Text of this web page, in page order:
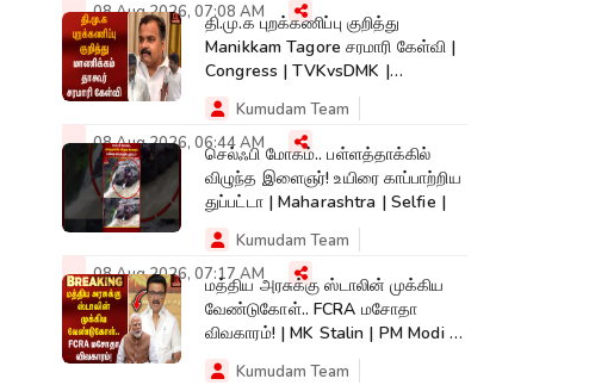
08 Aug 2026, 07:08 AMதி.மு.க புறக்கணிப்பு குறித்து
Manikkam Tagore சரமாரி கேள்வி |
Congress | TVKvsDMK |
Kumudam News
Kumudam Team
08 Aug 2026, 06:44 AMசெல்ஃபி மோகம்.. பள்ளத்தாக்கில்
விழுந்த இளைஞர்! உயிரை காப்பாற்றிய
துப்பட்டா | Maharashtra | Selfie |
Kumudam Team
08 Aug 2026, 07:17 AMமத்திய அரசுக்கு ஸ்டாலின் முக்கிய
வேண்டுகோள்.. FCRA மசோதா
விவகாரம்! | MK Stalin | PM Modi |
DMK
Kumudam Team